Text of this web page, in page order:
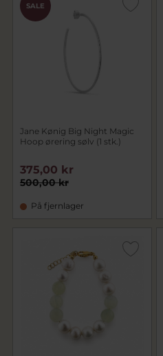
SALE
Jane Kønig Big Night Magic
Hoop ørering sølv (1 stk.)
500,00 kr
375,00 kr
På fjernlager